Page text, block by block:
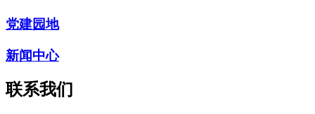
党建园地
新闻中心
联系我们